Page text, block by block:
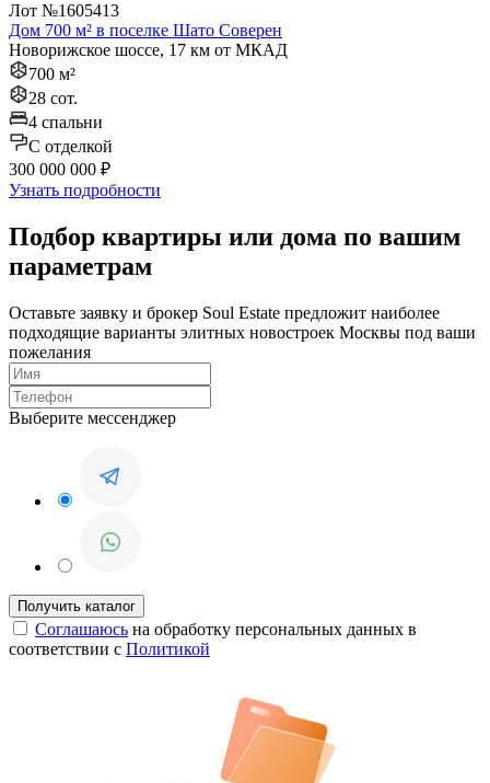
Лот №1605413
Дом 700 м² в поселке Шато Соверен
Новорижское шоссе, 17 км от МКАД
700 м²
28 сот.
4 спальни
C отделкой
300 000 000 ₽
Узнать подробности
Подбор квартиры или дома по вашим
параметрам
Оставьте заявку и брокер Soul Estate предложит наиболее
подходящие варианты элитных новостроек Москвы под ваши
пожелания
Выберите мессенджер
Соглашаюсь на обработку персональных данных в
соответствии с Политикой